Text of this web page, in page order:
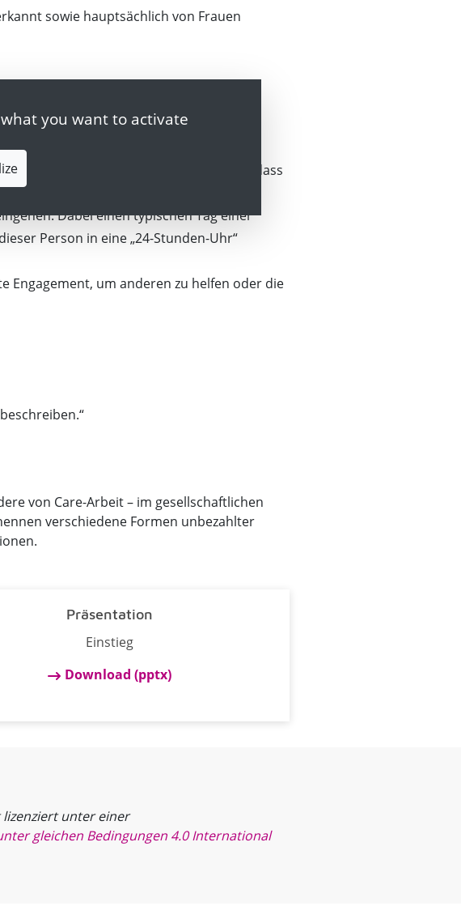
sowie hauptsächlich von Frauen
erläutern. Dabei die Tatsache erkennen, dass
Dabei einen typischen Tag einer
Person in eine „24-Stunden-Uhr“
Engagement, um anderen zu helfen oder die
von Care-Arbeit – im gesellschaftlichen
verschiedene Formen unbezahlter
Präsentation
Einstieg
Download (pptx)
lizenziert unter einer
gleichen Bedingungen 4.0 International
you want to activate